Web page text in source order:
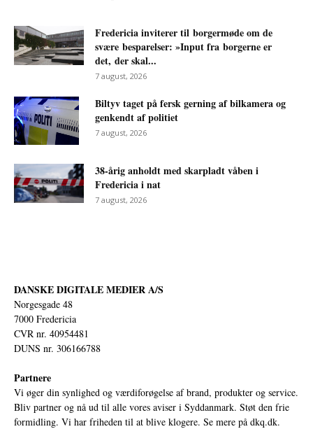
Fredericia inviterer til borgermøde om de
svære besparelser: »Input fra borgerne er
det, der skal...
7 august, 2026
Biltyv taget på fersk gerning af bilkamera og
genkendt af politiet
7 august, 2026
38-årig anholdt med skarpladt våben i
Fredericia i nat
7 august, 2026
DANSKE DIGITALE MEDIER A/S
Norgesgade 48
7000 Fredericia
CVR nr. 40954481
DUNS nr. 306166788
Partnere
Vi øger din synlighed og værdiforøgelse af brand, produkter og service.
Bliv partner og nå ud til alle vores aviser i Syddanmark. Støt den frie
formidling. Vi har friheden til at blive klogere. Se mere på dkq.dk.